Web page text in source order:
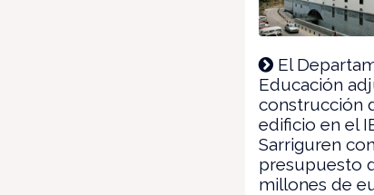
El
Educación
construcción
edificio en el
Sarriguren
presupuesto
millones de